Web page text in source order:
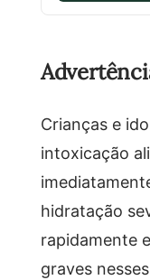
Crianças e
intoxicação
hidratação
rapidamente
graves